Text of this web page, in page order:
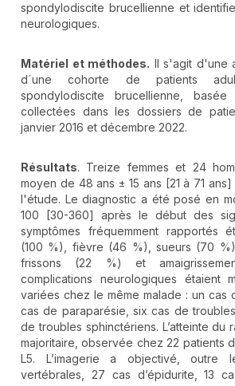
spondylodiscite brucellienne et
neurologiques.
Matériel et méthodes. Il s'agit d'une
d´une cohorte de patients
spondylodiscite brucellienne,
collectées dans les dossiers de
janvier 2016 et décembre 2022.
Résultats. Treize femmes et 24
moyen de 48 ans ± 15 ans [21 à 71
l'étude. Le diagnostic a été posé en
100 [30-360] après le début des
symptômes fréquemment rapportés
(100 %), fièvre (46 %), sueurs (70
frissons (22 %) et
complications neurologiques étaient
variées chez le même malade : un cas
cas de paraparésie, six cas de
de troubles sphinctériens. L’atteinte du
majoritaire, observée chez 22 patients
L5. L’imagerie a objectivé, outre
vertébrales, 27 cas d’épidurite, 13